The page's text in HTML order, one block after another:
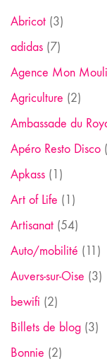
Abricot (3)
adidas (7)
Agence Mon
Agriculture (2)
Ambassade du
Apéro Resto Disco
Apkass (1)
Art of Life (1)
Artisanat (54)
Auto/mobilité (11)
Auvers-sur-Oise (3)
bewifi (2)
Billets de blog (3)
Bonnie (2)